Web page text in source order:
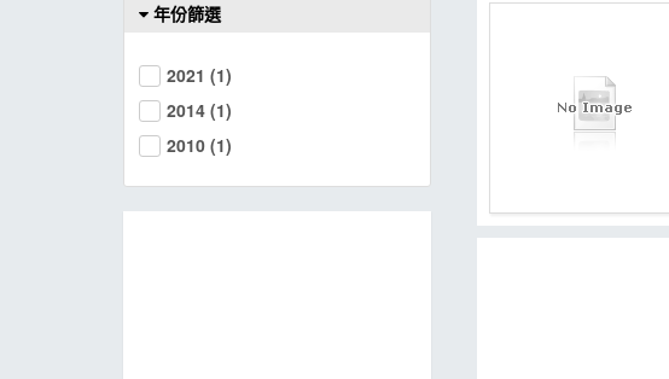
年份篩選
2021 (1)
2014 (1)
2010 (1)